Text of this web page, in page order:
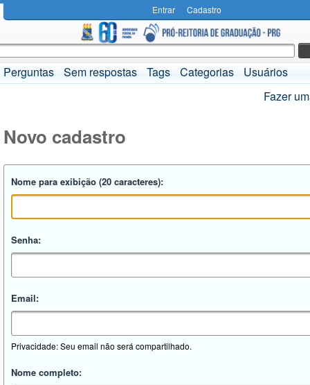
Entrar Cadastro
Perguntas Sem respostas Tags Categorias
Usuários
Fazer
Novo cadastro
Nome para exibição (20 caracteres):
Senha:
Email:
Privacidade: Seu email não será compartilhado.
Nome completo: